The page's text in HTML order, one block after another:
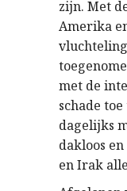
zijn. Met
Amerika
met de
schade
dagelijks
dakloos
en Irak